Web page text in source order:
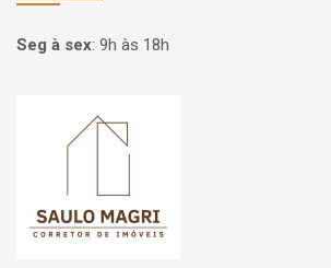
Seg à sex: 9h às 18h
Página inicial